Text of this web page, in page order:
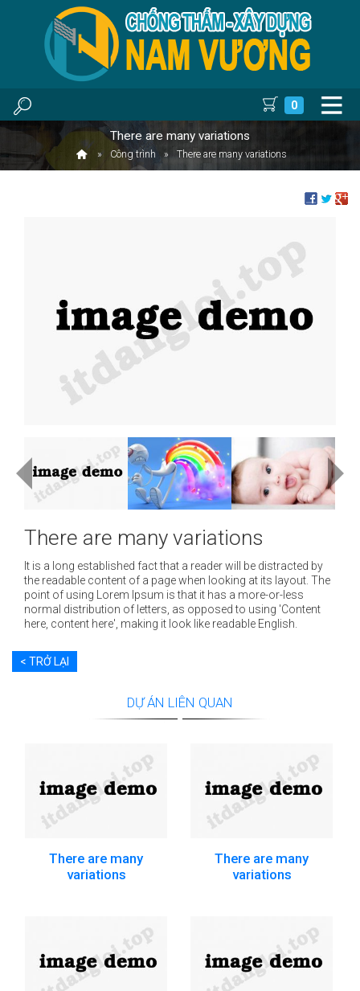
0
There are many variations
Công trình There are many variations
There are many variations
It is a long established fact that a reader will be distracted by
the readable content of a page when looking at its layout. The
point of using Lorem Ipsum is that it has a more-or-less
normal distribution of letters, as opposed to using 'Content
here, content here', making it look like readable English.
< TRỞ LẠI
DỰ ÁN LIÊN QUAN
There are many
variations
There are many
variations